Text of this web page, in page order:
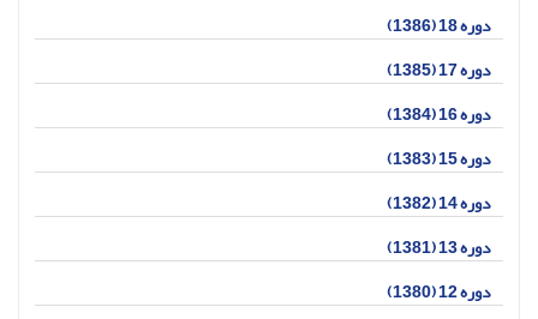
دوره 18 (1386)
دوره 17 (1385)
دوره 16 (1384)
دوره 15 (1383)
دوره 14 (1382)
دوره 13 (1381)
دوره 12 (1380)